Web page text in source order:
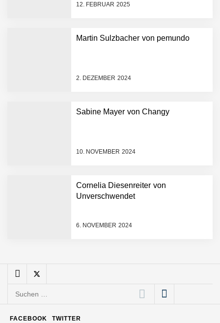
12. FEBRUAR 2025
Martin Sulzbacher von pemundo
2. DEZEMBER 2024
Sabine Mayer von Changy
10. NOVEMBER 2024
Cornelia Diesenreiter von
Unverschwendet
6. NOVEMBER 2024
Crqlar: Wie ein
Manuel Messner von
Mazing: Verwandelt
Michelle Haas von
NÖ Raumfahrt-Start-up
Suchen
FACEBOOK TWITTER